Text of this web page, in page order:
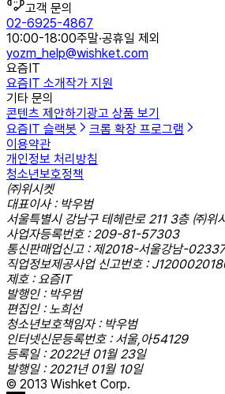
고객 문의
02-6925-4867
10:00-18:00주말·공휴일 제외
yozm_help@wishket.com
요즘IT
요즘IT 소개작가 지원
기타 문의
콘텐츠 제안하기 광고 상품 보기
요즘IT 슬랙봇
크롬 확장 프로그램
이용약관
개인정보 처리방침
청소년보호정책
㈜위시켓
대표이사 : 박우범
서울특별시 강남구 테헤란로 211 3층 ㈜위
사업자등록번호 : 209-81-57303
통신판매업신고 : 제2018-서울강남-
직업정보제공사업 신고번호 :
제호 : 요즘IT
발행인 : 박우범
편집인 : 노희선
청소년보호책임자 : 박우범
인터넷신문등록번호 : 서울,아54129
등록일 : 2022년 01월 23일
발행일 : 2021년 01월 10일
© 2013 Wishket Corp.